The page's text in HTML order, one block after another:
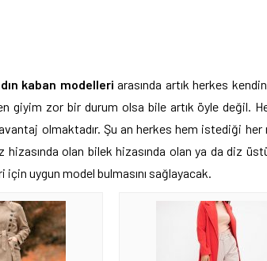
kaban modelleri arasında artık herkes
giyim zor bir durum olsa bile artık öyle değil.
olmaktadır. Şu an herkes hem istediği
hizasında olan bilek hizasında olan ya da diz
için uygun model bulmasını sağlayacak.